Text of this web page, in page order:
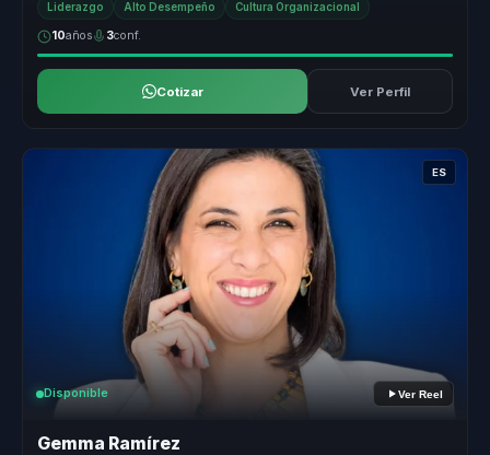
Liderazgo Alto Desempeño Cultura Organizacional
10años 3conf.
Cotizar Ver Perfil
ES
Disponible Ver Reel
Gemma Ramírez